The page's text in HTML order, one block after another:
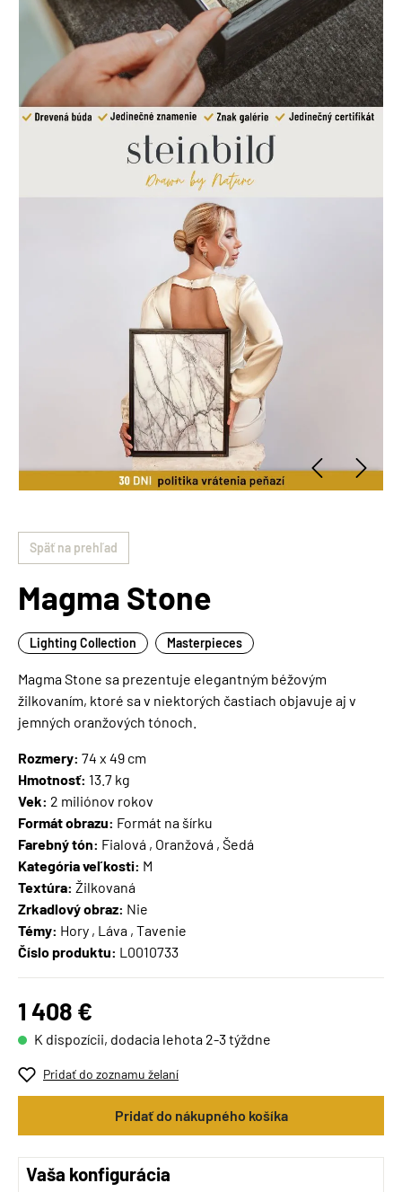
Späť na prehľad
Magma Stone
Lighting Collection Masterpieces
Magma Stone sa prezentuje elegantným béžovým
žilkovaním, ktoré sa v niektorých častiach objavuje aj v
jemných oranžových tónoch.
Rozmery: 74 x 49 cm
Hmotnosť: 13.7 kg
Vek: 2 miliónov rokov
Formát obrazu: Formát na šírku
Farebný tón: Fialová , Oranžová , Šedá
Kategória veľkosti: M
Textúra: Žilkovaná
Zrkadlový obraz: Nie
Témy: Hory , Láva , Tavenie
Číslo produktu: L0010733
1 408 €
K dispozícii, dodacia lehota 2-3 týždne
Pridať do zoznamu želaní
Pridať do nákupného košíka
Vaša konfigurácia